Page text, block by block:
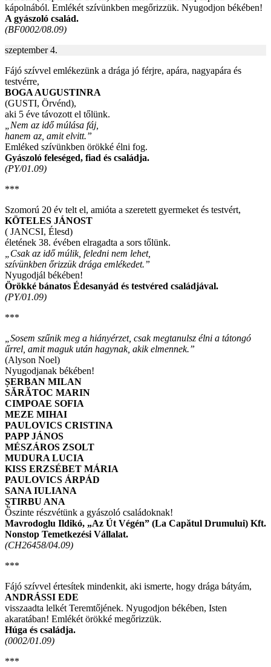
kápolnából. Emlékét szívünkben megőrizzük. Nyugodjon békében!
A gyászoló család.
(BF0002/08.09)
szeptember 4.
Fájó szívvel emlékezünk a drága jó férjre, apára, nagyapára és
testvérre,
BOGA AUGUSTINRA
(GUSTI, Örvénd),
aki 5 éve távozott el tőlünk.
„Nem az idő múlása fáj,
hanem az, amit elvitt.”
Emléked szívünkben örökké élni fog.
Gyászoló feleséged, fiad és családja.
(PY/01.09)
***
Szomorú 20 év telt el, amióta a szeretett gyermeket és testvért,
KÖTELES JÁNOST
( JANCSI, Élesd)
életének 38. évében elragadta a sors tőlünk.
„Csak az idő múlik, feledni nem lehet,
szívünkben őrizzük drága emlékedet.”
Nyugodjál békében!
Örökké bánatos Édesanyád és testvéred családjával.
(PY/01.09)
***
„Sosem szűnik meg a hiányérzet, csak megtanulsz élni a tátongó
űrrel, amit maguk után hagynak, akik elmennek.”
(Alyson Noel)
Nyugodjanak békében!
ȘERBAN MILAN
SĂRĂTOC MARIN
CIMPOAE SOFIA
MEZE MIHAI
PAULOVICS CRISTINA
PAPP JÁNOS
MÉSZÁROS ZSOLT
MUDURA LUCIA
KISS ERZSÉBET MÁRIA
PAULOVICS ÁRPÁD
SANA IULIANA
ȘTIRBU ANA
Őszinte részvétünk a gyászoló családoknak!
Mavrodoglu Ildikó, „Az Út Végén” (La Capătul Drumului) Kft.
Nonstop Temetkezési Vállalat.
(CH26458/04.09)
***
Fájó szívvel értesítek mindenkit, aki ismerte, hogy drága bátyám,
ANDRÁSSI EDE
visszaadta lelkét Teremtőjének. Nyugodjon békében, Isten
akaratában! Emlékét örökké megőrizzük.
Húga és családja.
(0002/01.09)
***